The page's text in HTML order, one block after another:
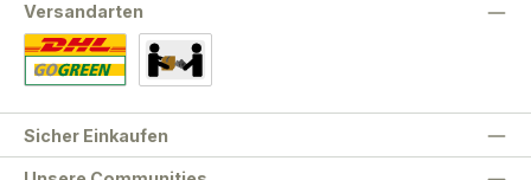
Versandarten
Sicher Einkaufen